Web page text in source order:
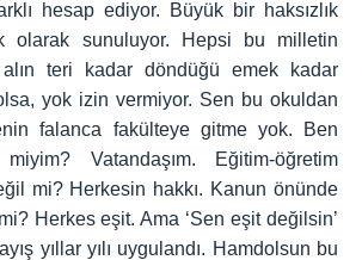
hesap ediyor. Büyük bir haksızlık
olarak sunuluyor. Hepsi bu milletin
alın teri kadar döndüğü emek kadar
yok izin vermiyor. Sen bu okuldan
falanca fakülteye gitme yok. Ben
Vatandaşım. Eğitim-öğretim
mi? Herkesin hakkı. Kanun önünde
Herkes eşit. Ama ‘Sen eşit değilsin’
yıllar yılı uygulandı. Hamdolsun bu